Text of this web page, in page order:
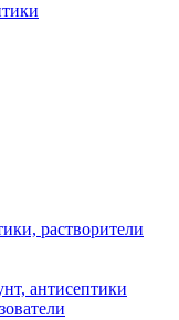
растворители
антисептики